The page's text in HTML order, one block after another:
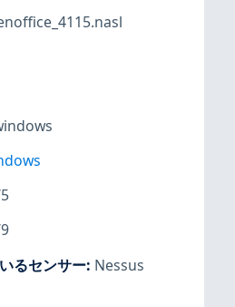
るセンサー: Nessus